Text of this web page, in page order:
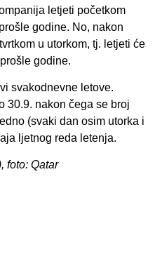
letjeti početkom
godine. No, nakon
u utorkom, tj. letjeti će
godine.
svakodnevne letove.
30.9. nakon čega se broj
(svaki dan osim utorka i
ljetnog reda letenja.
foto: Qatar